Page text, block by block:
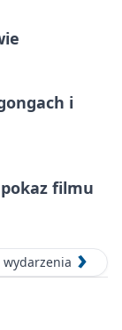
i
filmu
wydarzenia